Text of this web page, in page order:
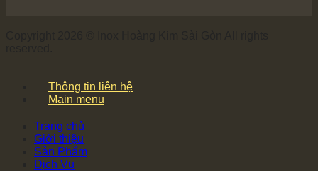
Thông tin liên hệ
Main menu
Trang chủ
Giới thiệu
Sản Phẩm
Dịch Vụ